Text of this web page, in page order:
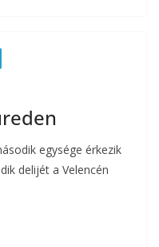
egysége érkezik
delijét a Velencén